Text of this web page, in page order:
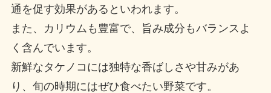
通を促す効果があるといわれます。
また、カリウムも豊富で、旨み成分もバランスよ
く含んでいます。
新鮮なタケノコには独特な香ばしさや甘みがあ
り、旬の時期にはぜひ食べたい野菜です。